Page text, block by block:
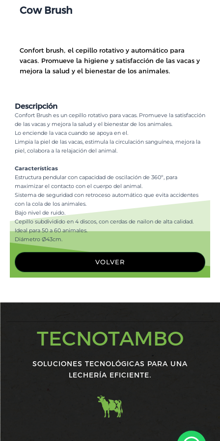
Cow Brush
Confort brush, el cepillo rotativo y automático para
vacas. Promueve la higiene y satisfacción de las vacas y
mejora la salud y el bienestar de los animales.
Descripción
Confort Brush es un cepillo rotativo para vacas. Promueve la satisfacción
de las vacas y mejora la salud y el bienestar de los animales.
Lo enciende la vaca cuando se apoya en el.
Limpia la piel de las vacas, estimula la circulación sanguínea, mejora la
piel, colabora a la relajación del animal.
Características
Estructura pendular con capacidad de oscilación de 360º, para
maximizar el contacto con el cuerpo del animal.
Sistema de seguridad con retroceso automático que evita accidentes
con la cola de los animales.
Bajo nivel de ruido.
Cepillo subdividido en 4 discos, con cerdas de nailon de alta calidad.
Ideal para 50 a 60 animales.
Diámetro Ø43cm.
VOLVER
TECNOTAMBO
SOLUCIONES TECNOLÓGICAS PARA UNA
LECHERÍA EFICIENTE.